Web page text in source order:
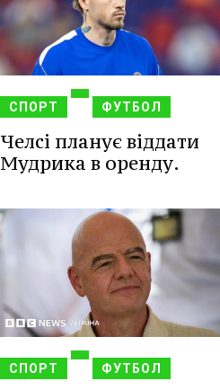
СПОРТ ФУТБОЛ
Челсі планує віддати
Мудрика в оренду.
СПОРТ ФУТБОЛ